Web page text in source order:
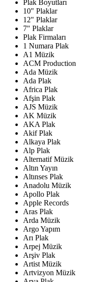
Plak Boyutları
10" Plaklar
12" Plaklar
7" Plaklar
Plak Firmaları
1 Numara Plak
A1 Müzik
ACM Production
Ada Müzik
Ada Plak
Africa Plak
Afşin Plak
AJS Müzik
AK Müzik
AKA Plak
Akif Plak
Alkaya Plak
Alp Plak
Alternatif Müzik
Altın Yayın
Altınses Plak
Anadolu Müzik
Apollo Plak
Apple Records
Aras Plak
Arda Müzik
Argo Yapım
Arı Plak
Arpej Müzik
Arşiv Plak
Artist Müzik
Artvizyon Müzik